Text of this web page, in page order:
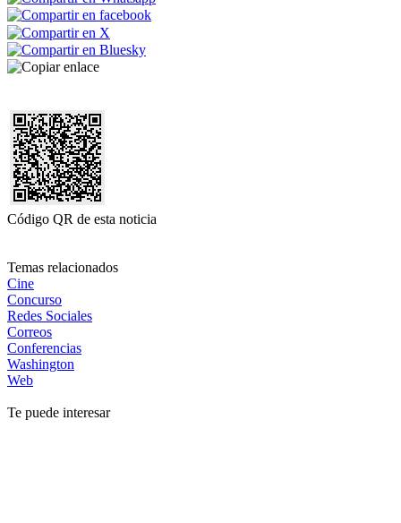
Código QR de esta noticia
Temas relacionados
Cine
Concurso
Redes Sociales
Correos
Conferencias
Washington
Web
Te puede interesar